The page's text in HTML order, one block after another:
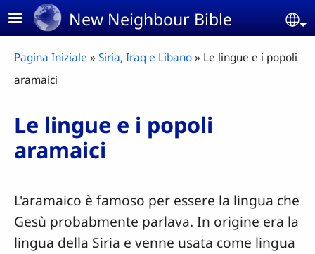
Skip to main contentNew Neighbour Bible
Breadcrumb
Pagina Iniziale Siria, Iraq e Libano
Le lingue e i popoli
aramaici
Le lingue e i popoli
aramaici
L'aramaico è famoso per essere la lingua che
Gesù probabmente parlava. In origine era la
lingua della Siria e venne usata come lingua